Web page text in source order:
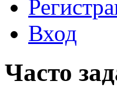
Вход
Часто